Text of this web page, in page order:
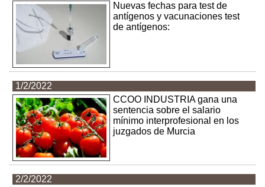
Nuevas fechas para test de
antígenos y vacunaciones test
de antígenos:
1/2/2022
CCOO INDUSTRIA gana una
sentencia sobre el salario
mínimo interprofesional en los
juzgados de Murcia
2/2/2022